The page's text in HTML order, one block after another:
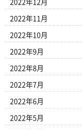
2022年12月
2022年11月
2022年10月
2022年9月
2022年8月
2022年7月
2022年6月
2022年5月